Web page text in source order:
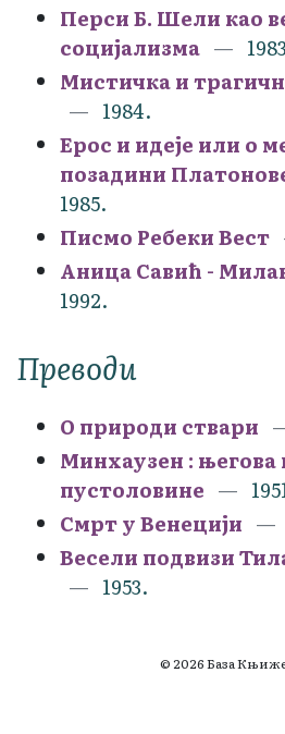
Перси Б. Шели као
социјализма
Мистичка и
1984.
Ерос и идеје или о
позадини
1985.
Писмо Ребеки Вест
Аница Савић -
1992.
Преводи
О природи ствари
Минхаузен : његова
пустоловине
Смрт у Венецији
Весели подвизи
1953.
© 2026 База